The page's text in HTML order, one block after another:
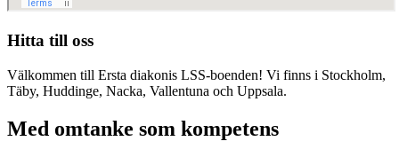
Hitta till oss
Välkommen till Ersta diakonis LSS-boenden! Vi finns i Stockholm,
Täby, Huddinge, Nacka, Vallentuna och Uppsala.
Med omtanke som kompetens